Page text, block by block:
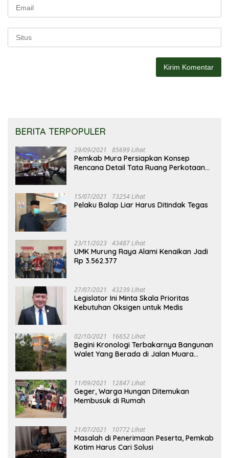
BERITA TERPOPULER
29/09/2021 85699 Lihat
Pemkab Mura Persiapkan Konsep
Rencana Detail Tata Ruang Perkotaan
15/07/2021 73254 Lihat
Pelaku Balap Liar Harus Ditindak Tegas
23/11/2023 43487 Lihat
UMK Murung Raya Alami Kenaikan Jadi
Rp 3.562.377
27/07/2021 43239 Lihat
Legislator Ini Minta Skala Prioritas
Kebutuhan Oksigen untuk Medis
02/10/2021 16652 Lihat
Begini Kronologi Terbakarnya Bangunan
Walet Yang Berada di Jalan Muara
11/09/2021 12847 Lihat
Geger, Warga Hungan Ditemukan
Membusuk di Rumah
21/07/2021 10772 Lihat
Masalah di Penerimaan Peserta, Pemkab
Kotim Harus Cari Solusi